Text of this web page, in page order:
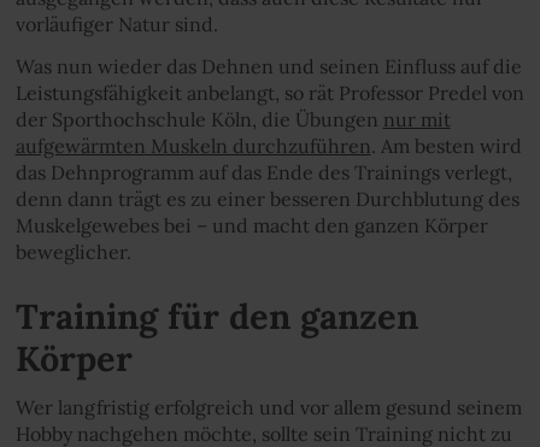
vorläufiger Natur sind.
Was nun wieder das Dehnen und seinen Einfluss auf die
Leistungsfähigkeit anbelangt, so rät Professor Predel von
der Sporthochschule Köln, die Übungen nur mit
aufgewärmten Muskeln durchzuführen. Am besten wird
das Dehnprogramm auf das Ende des Trainings verlegt,
denn dann trägt es zu einer besseren Durchblutung des
Muskelgewebes bei – und macht den ganzen Körper
beweglicher.
Training für den ganzen
Körper
Wer langfristig erfolgreich und vor allem gesund seinem
Hobby nachgehen möchte, sollte sein Training nicht zu